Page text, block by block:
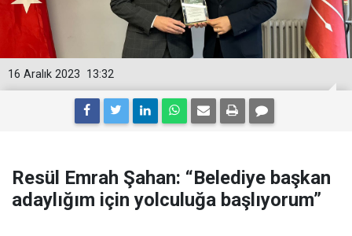
13:32
16 Aralık 2023
Resül Emrah Şahan: “Belediye başkan
adaylığım için yolculuğa başlıyorum”